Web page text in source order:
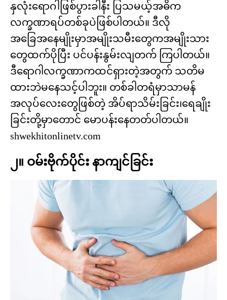
နှလုံးရောဂါဖြစ်ပွားခါနီး ပြသမယ့်အဓိက
လက္ခဏာရပ်တစ်ခုပဲဖြစ်ပါတယ်။ ဒီလို
အခြေအနေမျိုးမှာအမျိုးသမီးတွေကအမျိုးသား
တွေထက်ပိုပြီး ပင်ပန်းနွမ်းလျတက် ကြပါတယ်။
ဒီရောဂါလက္ခဏာကထင်ရှားတဲ့အတွက် သတိမ
ထားဘဲမနေသင့်ပါဘူး။ တစ်ခါတရံမှာသာမန်
အလုပ်လေးတွေဖြစ်တဲ့ အိပ်ရာသိမ်းခြင်း၊ရေချိုး
ခြင်းတို့မှာတောင် မောပန်းနေတတ်ပါတယ်။
shwekhitonlinetv.com
၂။ ဝမ်းဗိုက်ပိုင်း နာကျင်ခြင်း